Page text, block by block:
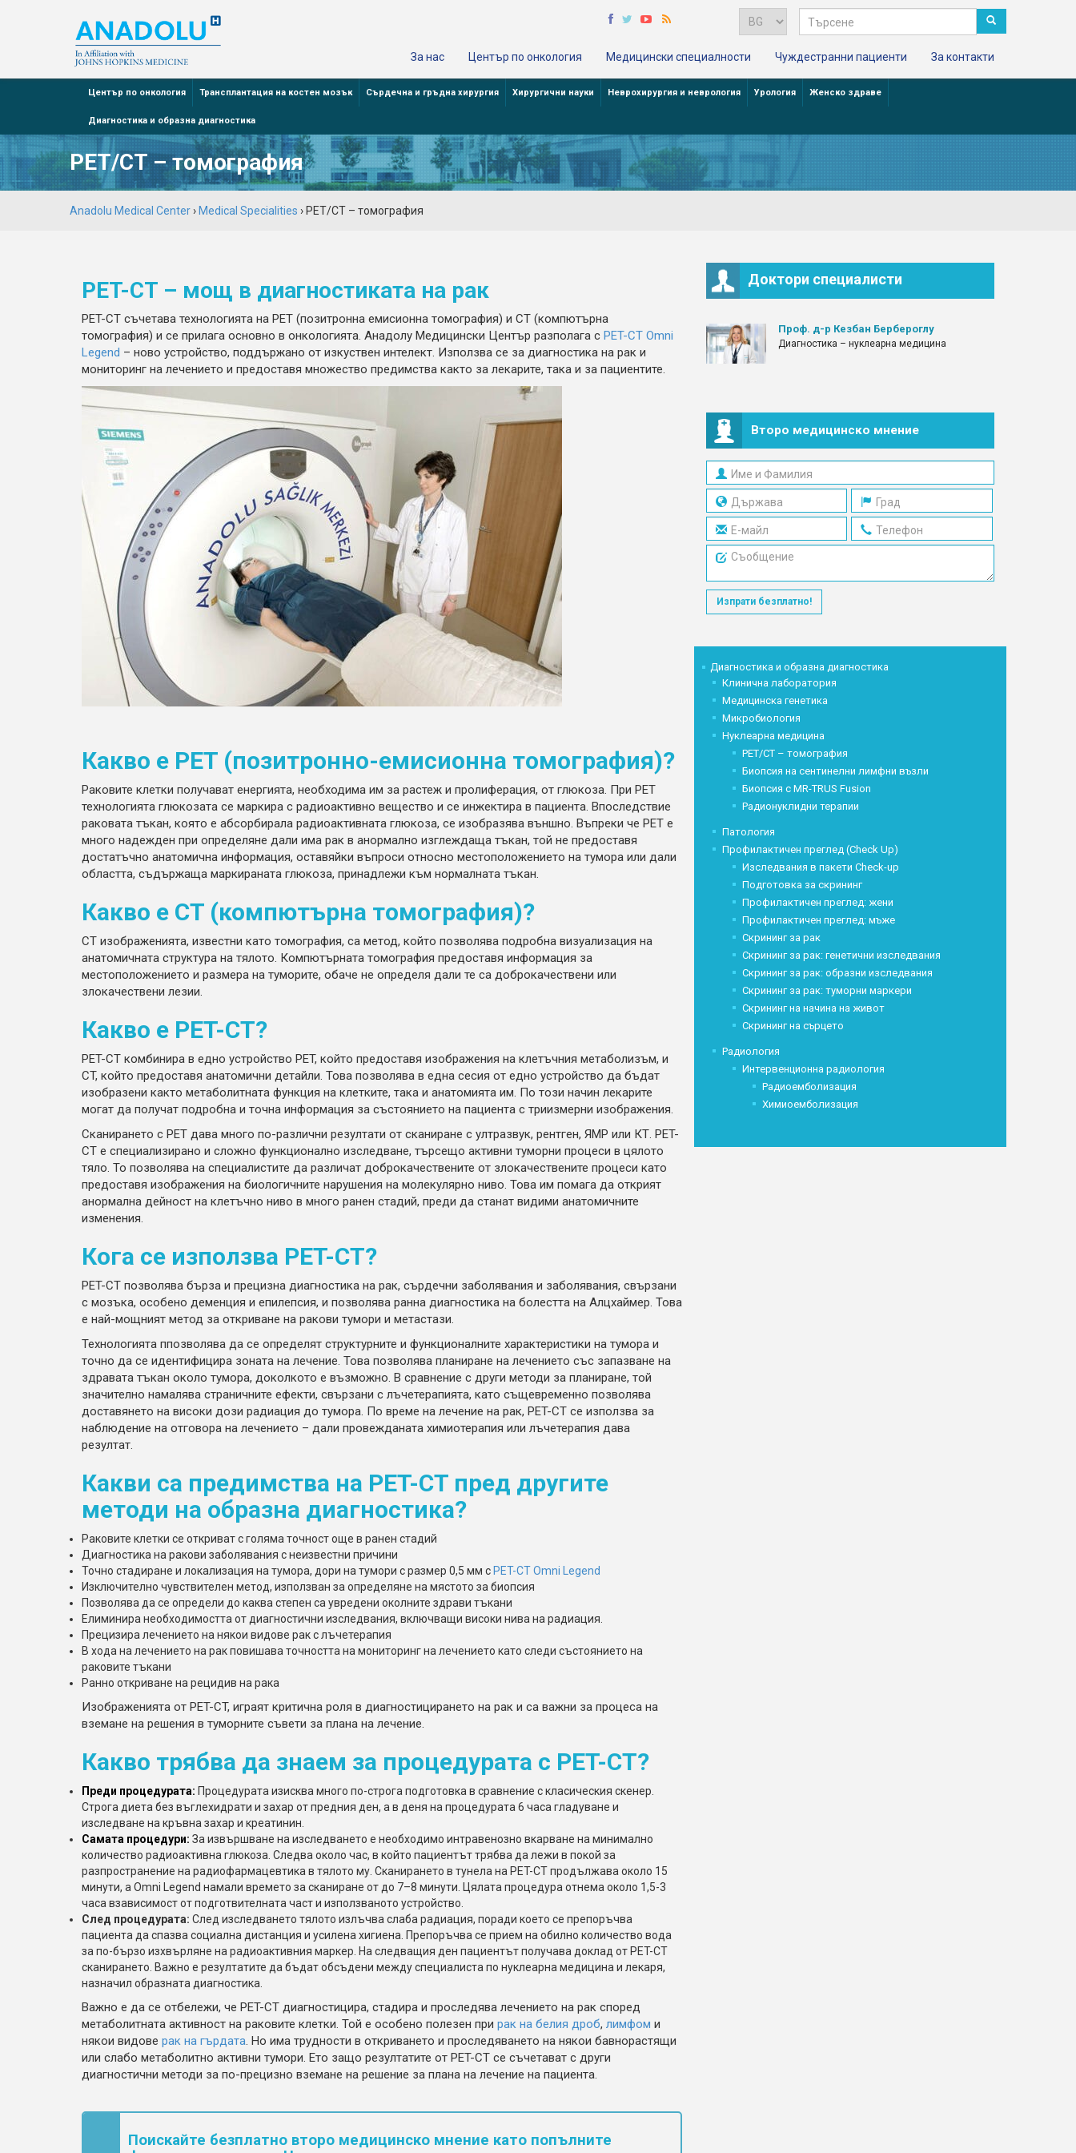
За нас Център по онкология Медицински специалности Чуждестранни пациенти За контакти
Център по онкология Трансплантация на костен мозък Сърдечна и гръдна хирургия Хирургични науки Неврохирургия и неврология Урология Женско здраве
Диагностика и образна диагностика
PET/CT – томография
Anadolu Medical Center› Medical Specialities › PET/CT – томография
PET-CT – мощ в диагностиката на рак
PET-CT съчетава технологията на PET (позитронна емисионна томография) и CT (компютърна
томография) и се прилага основно в онкологията. Анадолу Медицински Център разполага с PET-CT Omni
Legend – ново устройство, поддържано от изкуствен интелект. Използва се за диагностика на рак и
мониторинг на лечението и предоставя множество предимства както за лекарите, така и за пациентите.
Какво е PET (позитронно-емисионна томография)?
Раковите клетки получават енергията, необходима им за растеж и пролиферация, от глюкоза. При PET
технологията глюкозата се маркира с радиоактивно вещество и се инжектира в пациента. Впоследствие
раковата тъкан, която е абсорбирала радиоактивната глюкоза, се изобразява външно. Въпреки че PET е
много надежден при определяне дали има рак в анормално изглеждаща тъкан, той не предоставя
достатъчно анатомична информация, оставяйки въпроси относно местоположението на тумора или дали
областта, съдържаща маркираната глюкоза, принадлежи към нормалната тъкан.
Какво е CT (компютърна томография)?
CT изображенията, известни като томография, са метод, който позволява подробна визуализация на
анатомичната структура на тялото. Компютърната томография предоставя информация за
местоположението и размера на туморите, обаче не определя дали те са доброкачествени или
злокачествени лезии.
Какво е PET-CT?
PET-CT комбинира в едно устройство PET, който предоставя изображения на клетъчния метаболизъм, и
CT, който предоставя анатомични детайли. Това позволява в една сесия от едно устройство да бъдат
изобразени както метаболитната функция на клетките, така и анатомията им. По този начин лекарите
могат да получат подробна и точна информация за състоянието на пациента с триизмерни изображения.
Сканирането с PET дава много по-различни резултати от сканиране с ултразвук, рентген, ЯМР или КТ. PET-
CT е специализирано и сложно функционално изследване, търсещо активни туморни процеси в цялото
тяло. То позволява на специалистите да различат доброкачествените от злокачествените процеси като
предоставя изображения на биологичните нарушения на молекулярно ниво. Това им помага да открият
анормална дейност на клетъчно ниво в много ранен стадий, преди да станат видими анатомичните
изменения.
Кога се използва PET-CT?
PET-CT позволява бърза и прецизна диагностика на рак, сърдечни заболявания и заболявания, свързани
с мозъка, особено деменция и епилепсия, и позволява ранна диагностика на болестта на Алцхаймер. Това
е най-мощният метод за откриване на ракови тумори и метастази.
Технологията ппозволява да се определят структурните и функционалните характеристики на тумора и
точно да се идентифицира зоната на лечение. Това позволява планиране на лечението със запазване на
здравата тъкан около тумора, доколкото е възможно. В сравнение с други методи за планиране, той
значително намалява страничните ефекти, свързани с лъчетерапията, като същевременно позволява
доставянето на високи дози радиация до тумора. По време на лечение на рак, PET-CT се използва за
наблюдение на отговора на лечението – дали провежданата химиотерапия или лъчетерапия дава
резултат.
Какви са предимства на PET-CT пред другите
методи на образна диагностика?
Раковите клетки се откриват с голяма точност още в ранен стадий
Диагностика на ракови заболявания с неизвестни причини
Точно стадиране и локализация на тумора, дори на тумори с размер 0,5 мм с PET-CT Omni Legend
Изключително чувствителен метод, използван за определяне на мястото за биопсия
Позволява да се определи до каква степен са увредени околните здрави тъкани
Елиминира необходимостта от диагностични изследвания, включващи високи нива на радиация.
Прецизира лечението на някои видове рак с лъчетерапия
В хода на лечението на рак повишава точността на мониторинг на лечението като следи състоянието на
раковите тъкани
Ранно откриване на рецидив на рака
Изображенията от PET-CT, играят критична роля в диагностицирането на рак и са важни за процеса на
вземане на решения в туморните съвети за плана на лечение.
Какво трябва да знаем за процедурата с PET-CT?
Преди процедурата: Процедурата изисква много по-строга подготовка в сравнение с класическия скенер.
Строга диета без въглехидрати и захар от предния ден, а в деня на процедурата 6 часа гладуване и
изследване на кръвна захар и креатинин.
Самата процедури: За извършване на изследването е необходимо интравенозно вкарване на минимално
количество радиоактивна глюкоза. Следва около час, в който пациентът трябва да лежи в покой за
разпространение на радиофармацевтика в тялото му. Сканирането в тунела на PET-CT продължава около 15
минути, а Omni Legend намали времето за сканиране от до 7–8 минути. Цялата процедура отнема около 1,5-3
часа взависимост от подготвителната част и използваното устройство.
След процедурата: След изследването тялото излъчва слаба радиация, поради което се препоръчва
пациента да спазва социална дистанция и усилена хигиена. Препоръчва се прием на обилно количество вода
за по-бързо изхвърляне на радиоактивния маркер. На следващия ден пациентът получава доклад от PET-CT
сканирането. Важно е резултатите да бъдат обсъдени между специалиста по нуклеарна медицина и лекаря,
назначил образната диагностика.
Важно е да се отбележи, че PET-CT диагностицира, стадира и проследява лечението на рак според
метаболитната активност на раковите клетки. Той е особено полезен при рак на белия дроб, лимфом и
някои видове рак на гърдата. Но има трудности в откриването и проследяването на някои бавнорастящи
или слабо метаболитно активни тумори. Ето защо резултатите от PET-CT се съчетават с други
диагностични методи за по-прецизно вземане на решение за плана на лечение на пациента.
Поискайте безплатно второ медицинско мнение като попълните
Доктори специалисти
Проф. д-р Кезбан Бербероглу
Диагностика – нуклеарна медицина
Второ медицинско мнение
Изпрати безплатно!
Диагностика и образна диагностика
Клинична лаборатория
Медицинска генетика
Микробиология
Нуклеарна медицина
PET/CT – томография
Биопсия на сентинелни лимфни възли
Биопсия с MR-TRUS Fusion
Радионуклидни терапии
Патология
Профилактичен преглед (Check Up)
Изследвания в пакети Check-up
Подготовка за скрининг
Профилактичен преглед: жени
Профилактичен преглед: мъже
Скрининг за рак
Скрининг за рак: генетични изследвания
Скрининг за рак: образни изследвания
Скрининг за рак: туморни маркери
Скрининг на начина на живот
Скрининг на сърцето
Радиология
Интервенционна радиология
Радиоемболизация
Химиоемболизация